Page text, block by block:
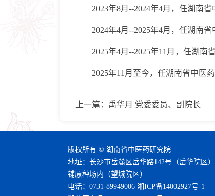
2023年8月--2024年4月，任湖南省
2024年4月--2025年4月，任湖南省
2025年4月--2025年11月，任湖南
2025年11月至今，任湖南省中医药
上一篇： 禹华月 党委委员、副院长
版权所有 © 湖南省中医药研究院
地址：长沙市岳麓区岳华路142号（岳华院区
铺原种场内（望城院区）
电话：0731-89949006 湘ICP备14002927号-1